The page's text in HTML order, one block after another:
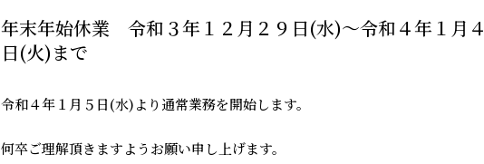
年末年始休業 令和３年１２月２９日(水)～令和４年１月４
日(火)まで
令和４年１月５日(水)より通常業務を開始します。
何卒ご理解頂きますようお願い申し上げます。